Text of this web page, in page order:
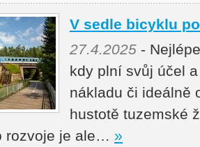
V sedle bicyklu
27.4.2025 -
kdy plní svůj účel
nákladu či ideálně
hustotě tuzemské
rozvoje je ale… »